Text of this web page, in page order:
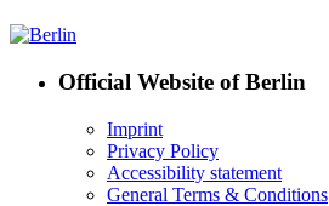
Official Website of Berlin
Imprint
Privacy Policy
Accessibility statement
General Terms & Conditions